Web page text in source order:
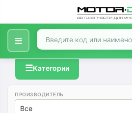
☰Категории
ПРОИЗВОДИТЕЛЬ
Все